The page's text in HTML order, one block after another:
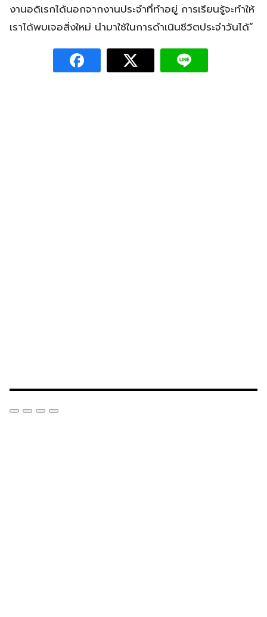
งานอดิเรกได้นอกจากงานประจำที่ทำอยู่ การเรียนรู้จะทำให้
เราได้พบเจอสิ่งใหม่ นำมาใช้ในการดำเนินชีวิตประจำวันได้”